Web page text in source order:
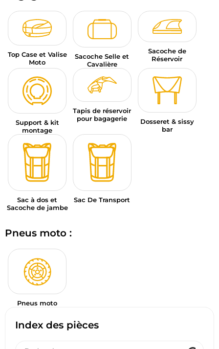
Index des pièces
Top Case et Valise
Moto
Sacoche Selle et
Cavalière
Sacoche de
Réservoir
Support & kit
montage
Tapis de réservoir
pour bagagerie
Dosseret & sissy
bar
Sac à dos et
Sacoche de jambe
Sac De Transport
Pneus moto :
Pneus moto